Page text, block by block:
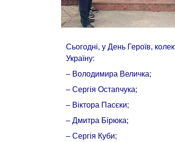
Сьогодні, у День Героїв,
Україну:
– Володимира Величка;
– Сергія Остапчука;
– Віктора Пасєки;
– Дмитра Бірюка;
– Сергія Куби;